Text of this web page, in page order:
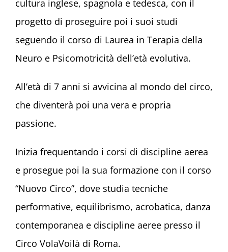
cultura inglese, spagnola e tedesca, con il
progetto di proseguire poi i suoi studi
seguendo il corso di Laurea in Terapia della
Neuro e Psicomotricità dell’età evolutiva.
All’età di 7 anni si avvicina al mondo del circo,
che diventerà poi una vera e propria
passione.
Inizia frequentando i corsi di discipline aerea
e prosegue poi la sua formazione con il corso
“Nuovo Circo”, dove studia tecniche
performative, equilibrismo, acrobatica, danza
contemporanea e discipline aeree presso il
Circo VolaVoilà di Roma.